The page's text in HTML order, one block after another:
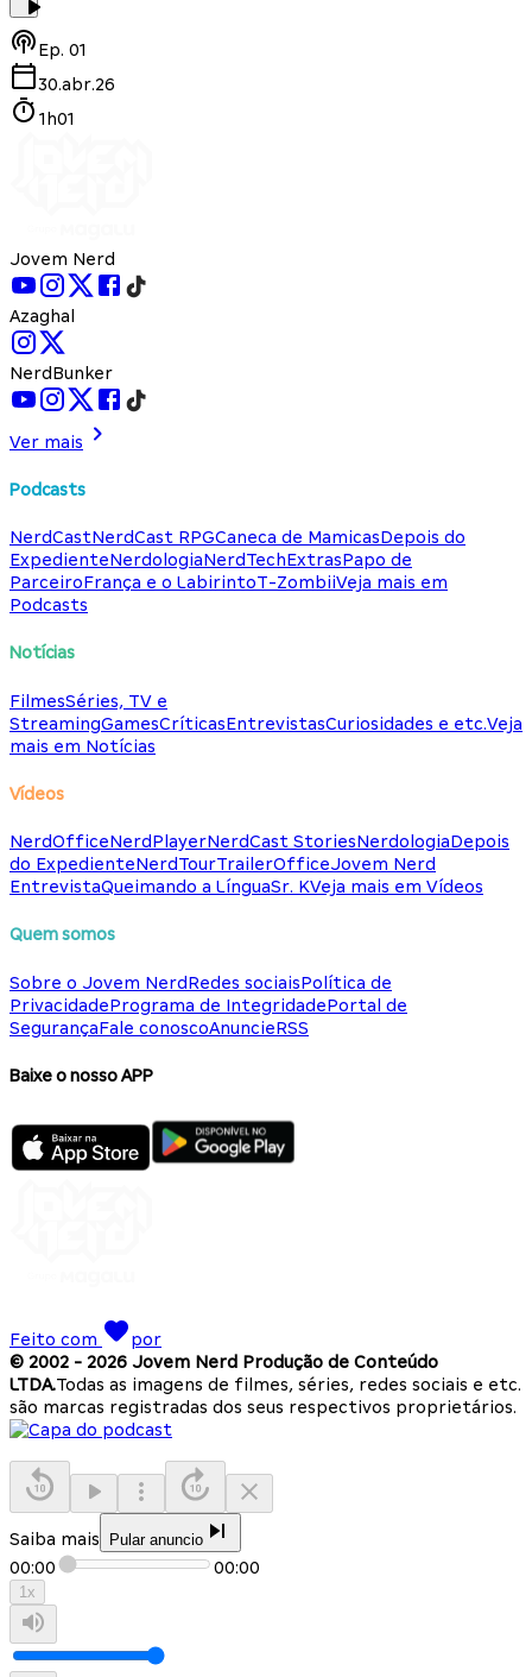
Ep. 01
30.abr.26
1h01
Jovem Nerd
Azaghal
NerdBunker
Ver mais
Podcasts
NerdCastNerdCast RPGCaneca de MamicasDepois do
ExpedienteNerdologiaNerdTechExtrasPapo de
ParceiroFrança e o LabirintoT-ZombiiVeja mais em
Podcasts
Notícias
FilmesSéries, TV e
StreamingGamesCríticasEntrevistasCuriosidades e etc.Veja
mais em Notícias
Vídeos
NerdOfficeNerdPlayerNerdCast StoriesNerdologiaDepois
do ExpedienteNerdTourTrailerOfficeJovem Nerd
EntrevistaQueimando a LínguaSr. KVeja mais em Vídeos
Quem somos
Sobre o Jovem NerdRedes sociaisPolítica de
PrivacidadePrograma de IntegridadePortal de
SegurançaFale conoscoAnuncieRSS
Baixe o nosso APP
Feito com
por
© 2002 - 2026 Jovem Nerd Produção de Conteúdo
LTDA.Todas as imagens de filmes, séries, redes sociais e etc.
são marcas registradas dos seus respectivos proprietários.
Saiba mais Pular anuncio
00:00 00:00
1x